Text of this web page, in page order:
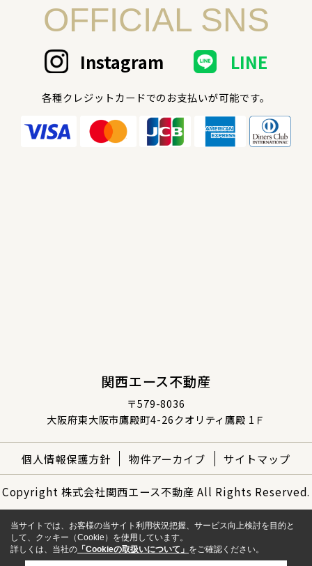
OFFICIAL SNS
Instagram LINE
各種クレジットカードでのお支払いが可能です。
関西エース不動産
〒579-8036
大阪府東大阪市鷹殿町4-26クオリティ鷹殿 1Ｆ
個人情報保護方針 物件アーカイブ サイトマップ
Copyright 株式会社関西エース不動産 All Rights Reserved.
当サイトでは、お客様の当サイト利用状況把握、サービス向上検討を目的と
して、クッキー（Cookie）を使用しています。
詳しくは、当社の 「Cookieの取扱いについて」 をご確認ください。